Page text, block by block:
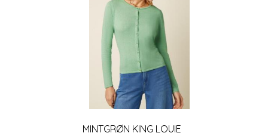
MINTGRØN KING LOUIE